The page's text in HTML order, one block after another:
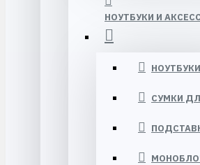
НОУТБУКИ И
НОУТБУКИ
СУМКИ